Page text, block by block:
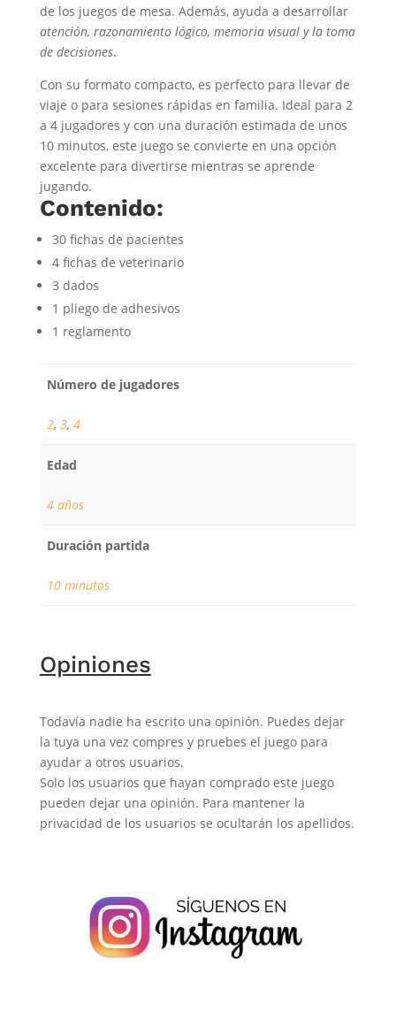
de los juegos de mesa. Además, ayuda a desarrollar
atención, razonamiento lógico, memoria visual y la toma
de decisiones.
Con su formato compacto, es perfecto para llevar de
viaje o para sesiones rápidas en familia. Ideal para 2
a 4 jugadores y con una duración estimada de unos
10 minutos, este juego se convierte en una opción
excelente para divertirse mientras se aprende
jugando.
Contenido:
30 fichas de pacientes
4 fichas de veterinario
3 dados
1 pliego de adhesivos
1 reglamento
Número de jugadores
2, 3, 4
Edad
4 años
Duración partida
10 minutos
Opiniones
Todavía nadie ha escrito una opinión. Puedes dejar
la tuya una vez compres y pruebes el juego para
ayudar a otros usuarios.
Solo los usuarios que hayan comprado este juego
pueden dejar una opinión. Para mantener la
privacidad de los usuarios se ocultarán los apellidos.